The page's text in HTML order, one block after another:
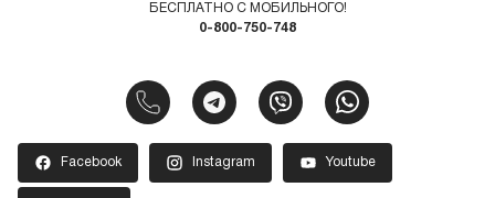
БЕСПЛАТНО С МОБИЛЬНОГО!
0-800-750-748
Facebook Instagram Youtube